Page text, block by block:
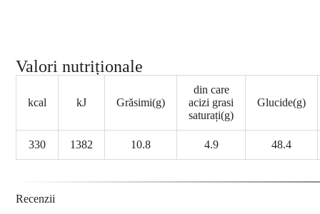
Valori nutriționale
kcal kJ Grăsimi(g)
din care
acizi grasi
saturați(g)
Glucide(g)
330 1382 10.8 4.9 48.4
Recenzii